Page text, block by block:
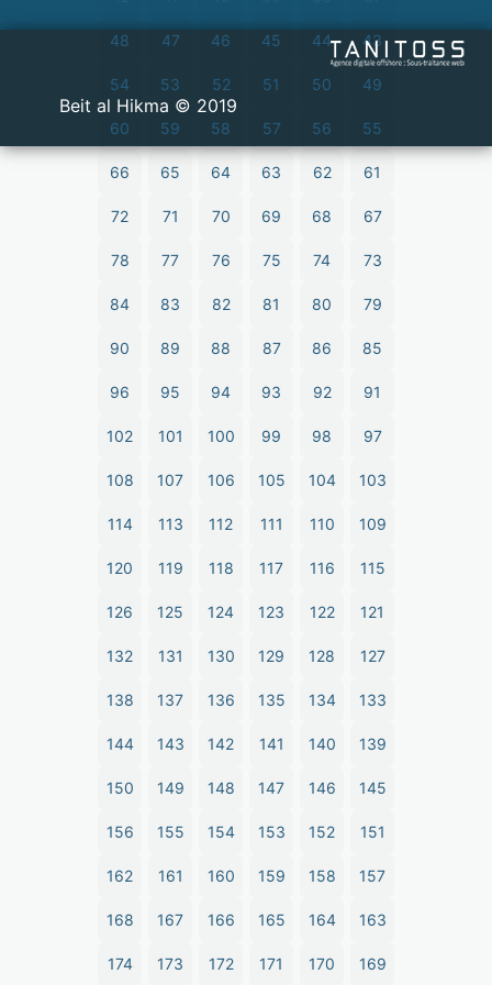
43
44
45
46
47
48
49
50
51
52
53
54
55
56
57
58
59
60
61
62
63
64
65
66
67
68
69
70
71
72
73
74
75
76
77
78
79
80
81
82
83
84
85
86
87
88
89
90
91
92
93
94
95
96
97
98
99
100
101
102
103
104
105
106
107
108
109
110
111
112
113
114
115
116
117
118
119
120
121
122
123
124
125
126
127
128
129
130
131
132
133
134
135
136
137
138
139
140
141
142
143
144
145
146
147
148
149
150
151
152
153
154
155
156
157
158
159
160
161
162
163
164
165
166
167
168
169
170
171
172
173
174
2019 © Beit al Hikma